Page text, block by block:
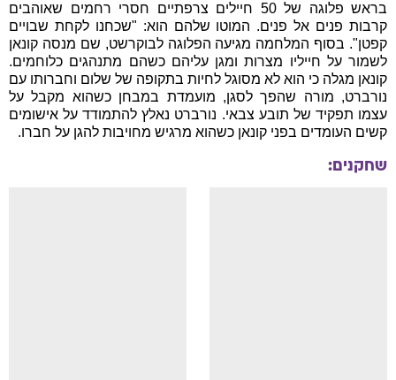
בראש פלוגה של 50 חיילים צרפתיים חסרי רחמים שאוהבים
קרבות פנים אל פנים. המוטו שלהם הוא: "שכחנו לקחת שבויים
קפטן". בסוף המלחמה מגיעה הפלוגה לבוקרשט, שם מנסה קונאן
לשמור על חייליו מצרות ומגן עליהם כשהם מתנהגים כלוחמים.
קונאן מגלה כי הוא לא מסוגל לחיות בתקופה של שלום וחברותו עם
נורברט, מורה שהפך לסגן, מועמדת במבחן כשהוא מקבל על
עצמו תפקיד של תובע צבאי. נורברט נאלץ להתמודד על אישומים
קשים העומדים בפני קונאן כשהוא מרגיש מחויבות להגן על חברו.
שחקנים: